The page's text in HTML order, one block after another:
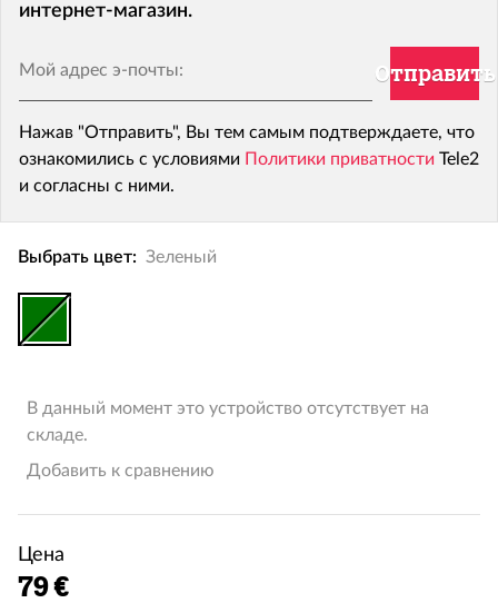
интернет-магазин.
Мой адрес э-почты:
Отправить
Нажав "Отправить", Вы тем самым подтверждаете, что
ознакомились с условиями Политики приватности Tele2
и согласны с ними.
Выбрать цвет: Зеленый
В данный момент это устройство отсутствует на
складе.
Добавить к сравнению
Цена
79 €